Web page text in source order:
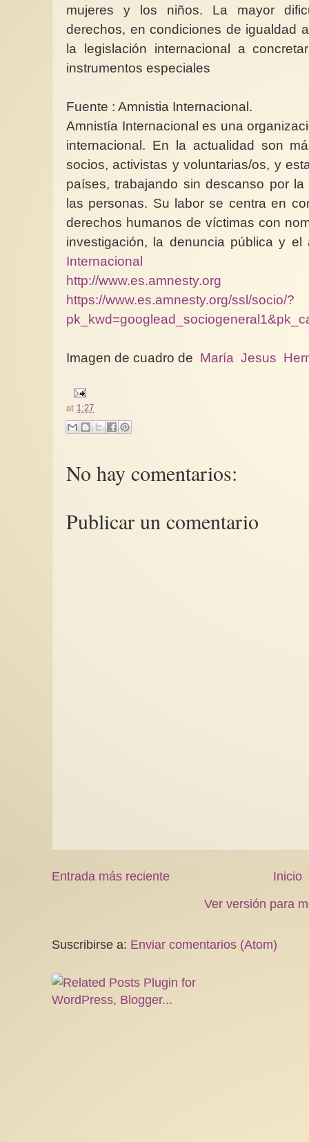
mujeres y los niños. La mayor
derechos, en condiciones de igualdad
la legislación internacional a
instrumentos especiales
Fuente : Amnistia Internacional.
Amnistía Internacional es una
internacional. En la actualidad son
socios, activistas y voluntarias/os, y
países, trabajando sin descanso por
las personas. Su labor se centra en
derechos humanos de víctimas con
investigación, la denuncia pública y
Internacional
http://www.es.amnesty.org
https://www.es.amnesty.org/ssl/socio/?
Imagen de cuadro de María Jesus
at 1:27
No hay comentarios:
Publicar un comentario
Entrada más reciente
Inicio
Ver versión para
Suscribirse a: Enviar comentarios (Atom)